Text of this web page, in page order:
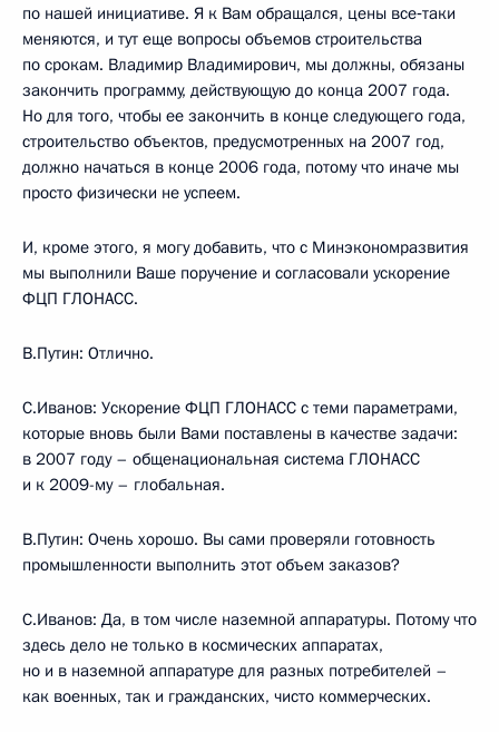
по нашей инициативе. Я к Вам обращался, цены все‑таки
меняются, и тут еще вопросы объемов строительства
по срокам. Владимир Владимирович, мы должны, обязаны
закончить программу, действующую до конца 2007 года.
Но для того, чтобы ее закончить в конце следующего года,
строительство объектов, предусмотренных на 2007 год,
должно начаться в конце 2006 года, потому что иначе мы
просто физически не успеем.
И, кроме этого, я могу добавить, что с Минэкономразвития
мы выполнили Ваше поручение и согласовали ускорение
ФЦП ГЛОНАСС.
В.Путин: Отлично.
С.Иванов: Ускорение ФЦП ГЛОНАСС с теми параметрами,
которые вновь были Вами поставлены в качестве задачи:
в 2007 году – общенациональная система ГЛОНАСС
и к 2009-му – глобальная.
В.Путин: Очень хорошо. Вы сами проверяли готовность
промышленности выполнить этот объем заказов?
С.Иванов: Да, в том числе наземной аппаратуры. Потому что
здесь дело не только в космических аппаратах,
но и в наземной аппаратуре для разных потребителей –
как военных, так и гражданских, чисто коммерческих.